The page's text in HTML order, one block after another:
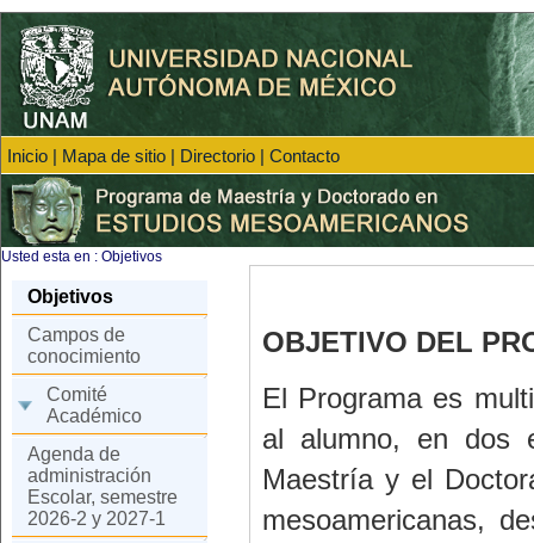
Inicio | Mapa de sitio | Directorio | Contacto
Usted esta en : Objetivos
Objetivos
Campos de
conocimiento
Comité
Académico
Agenda de
administración
Escolar, semestre
2026-2 y 2027-1
OBJETIVO DEL
El Programa es
al alumno, en dos
Maestría y el
mesoamericanas,